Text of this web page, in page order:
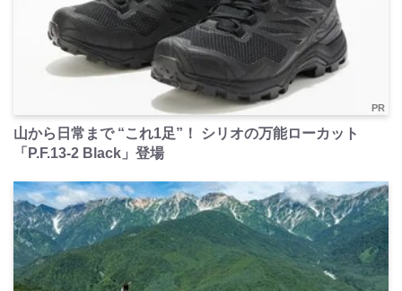
PR
山から日常まで “これ1足”！ シリオの万能ローカット
「P.F.13-2 Black」登場